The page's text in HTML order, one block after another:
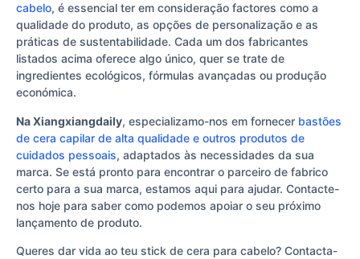
cabelo, é essencial ter em consideração factores como a
qualidade do produto, as opções de personalização e as
práticas de sustentabilidade. Cada um dos fabricantes
listados acima oferece algo único, quer se trate de
ingredientes ecológicos, fórmulas avançadas ou produção
económica.
Na Xiangxiangdaily, especializamo-nos em fornecer bastões
de cera capilar de alta qualidade e outros produtos de
cuidados pessoais, adaptados às necessidades da sua
marca. Se está pronto para encontrar o parceiro de fabrico
certo para a sua marca, estamos aqui para ajudar. Contacte-
nos hoje para saber como podemos apoiar o seu próximo
lançamento de produto.
Queres dar vida ao teu stick de cera para cabelo? Contacta-